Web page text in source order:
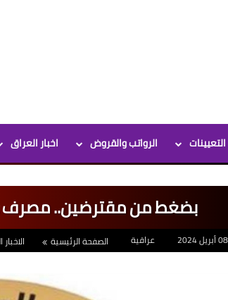
الرئيسية
التعيينات الرواتب والقروض اخبار العراق
بضغط من مقترضين.. مصرف
عراقية الصفحة الرئيسية